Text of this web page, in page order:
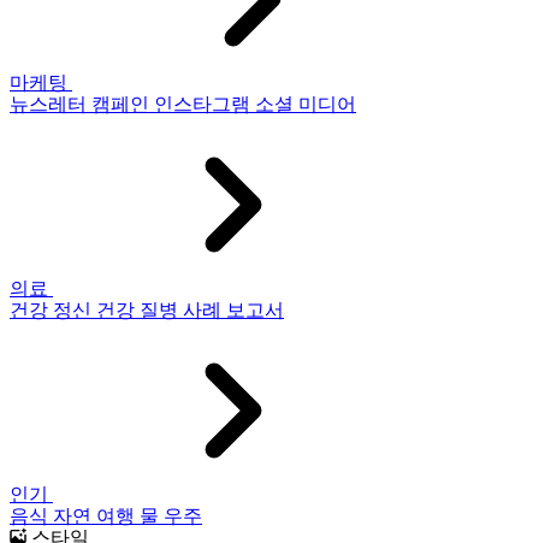
마케팅
뉴스레터 캠페인 인스타그램 소셜 미디어
의료
건강 정신 건강 질병 사례 보고서
인기
음식 자연 여행 물 우주
스타일